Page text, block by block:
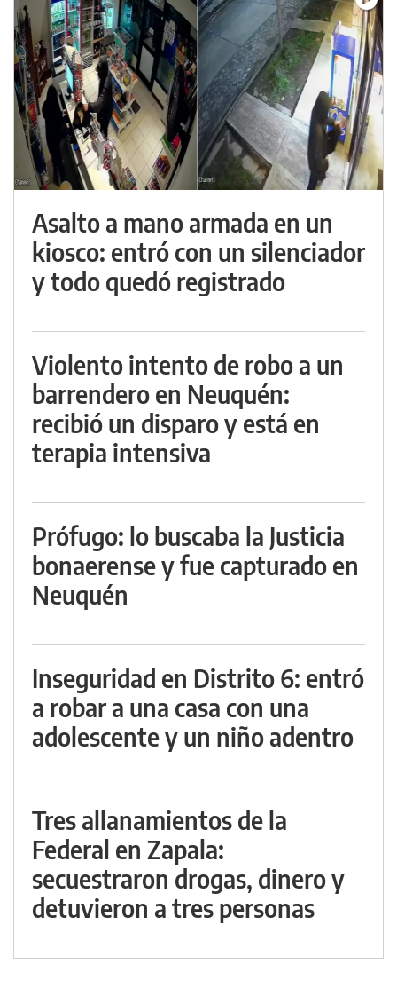
Asalto a mano armada en un
kiosco: entró con un silenciador
y todo quedó registrado
Violento intento de robo a un
barrendero en Neuquén:
recibió un disparo y está en
terapia intensiva
Prófugo: lo buscaba la Justicia
bonaerense y fue capturado en
Neuquén
Inseguridad en Distrito 6: entró
a robar a una casa con una
adolescente y un niño adentro
Tres allanamientos de la
Federal en Zapala:
secuestraron drogas, dinero y
detuvieron a tres personas